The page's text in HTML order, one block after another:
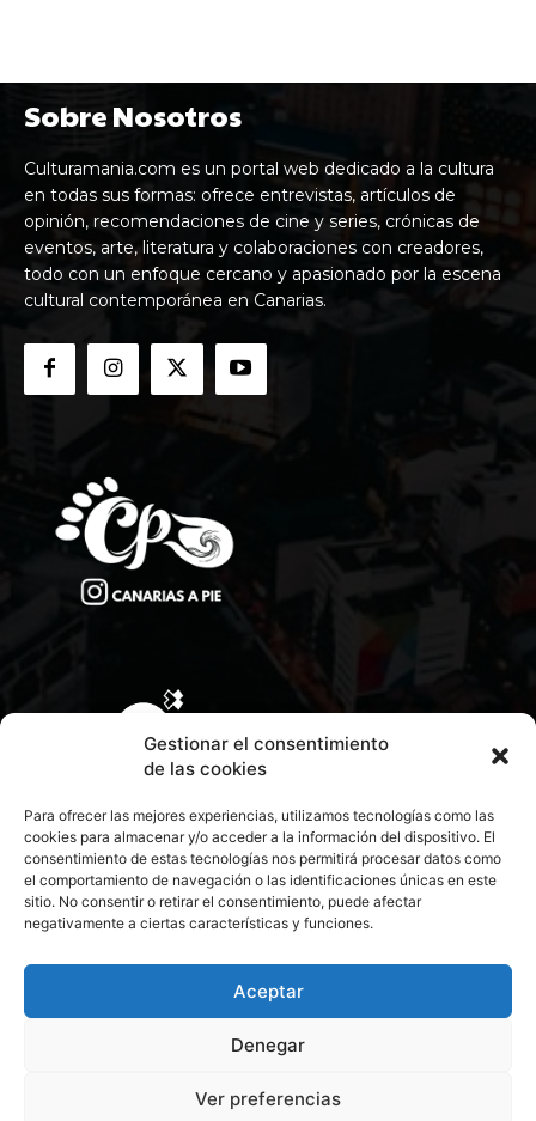
Gestionar el consentimiento
de las cookies
Para ofrecer las mejores experiencias, utilizamos tecnologías como las
cookies para almacenar y/o acceder a la información del dispositivo. El
consentimiento de estas tecnologías nos permitirá procesar datos como
el comportamiento de navegación o las identificaciones únicas en este
sitio. No consentir o retirar el consentimiento, puede afectar
negativamente a ciertas características y funciones.
Aceptar
Denegar
Ver preferencias
Sobre Nosotros
Culturamania.com es un portal web dedicado a la cultura
en todas sus formas: ofrece entrevistas, artículos de
opinión, recomendaciones de cine y series, crónicas de
eventos, arte, literatura y colaboraciones con creadores,
todo con un enfoque cercano y apasionado por la escena
cultural contemporánea en Canarias.
CONTACTA CON NOSOTROS